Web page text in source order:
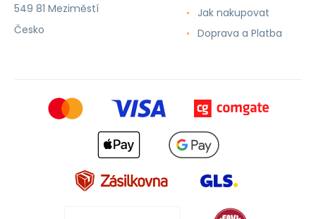
549 81 Meziměstí
Česko
Jak nakupovat
Doprava a Platba